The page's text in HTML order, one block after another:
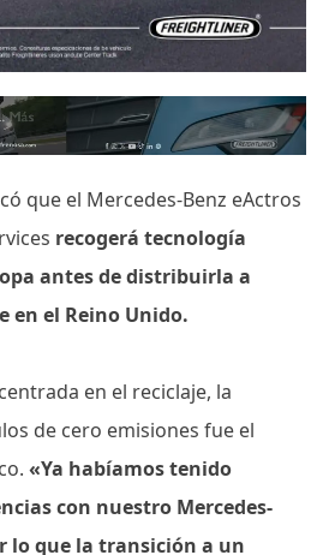
que el Mercedes-Benz eActros
recogerá tecnología
antes de distribuirla a
en el Reino Unido.
en el reciclaje, la
de cero emisiones fue el
«Ya habíamos tenido
con nuestro Mercedes-
lo que la transición a un